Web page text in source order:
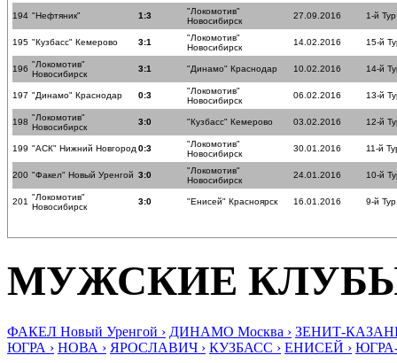
194 "Нефтяник" 1:3
"Локомотив"
Новосибирск
27.09.2016 1-й Тур
195 "Кузбасс" Кемерово 3:1
"Локомотив"
Новосибирск
14.02.2016 15-й
196 "Локомотив"
Новосибирск
3:1 "Динамо" Краснодар 10.02.2016 14-й
197 "Динамо" Краснодар 0:3
"Локомотив"
Новосибирск
06.02.2016 13-й
198 "Локомотив"
Новосибирск
3:0 "Кузбасс" Кемерово 03.02.2016 12-й
199 "АСК" Нижний Новгород 0:3
"Локомотив"
Новосибирск
30.01.2016 11-й
200 "Факел" Новый Уренгой 3:0
"Локомотив"
Новосибирск
24.01.2016 10-й
201 "Локомотив"
Новосибирск
3:0 "Енисей" Красноярск 16.01.2016 9-й Тур
МУЖСКИЕ
ФАКЕЛ Новый Уренгой › ДИНАМО Москва › ЗЕНИТ-
ЮГРА › НОВА › ЯРОСЛАВИЧ › КУЗБАСС › ЕНИСЕЙ ›